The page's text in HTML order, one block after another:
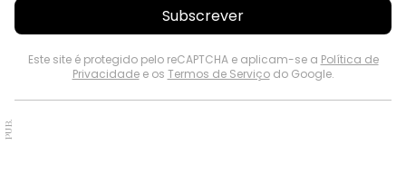
Subscrever
Este site é protegido pelo reCAPTCHA e aplicam-se a Política de
Privacidadee os Termos de Serviçodo Google.
PUB.